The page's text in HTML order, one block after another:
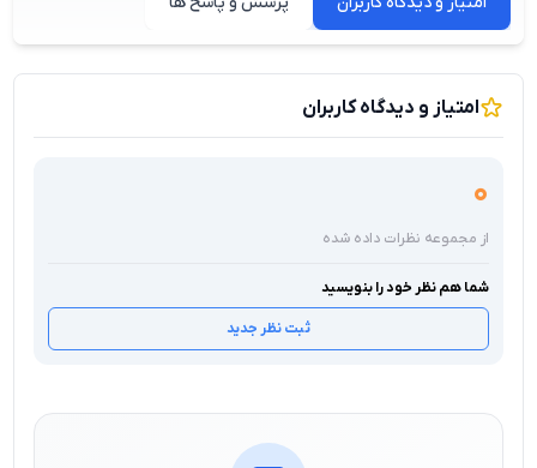
امتیاز و دیدگاه کاربران
0
از مجموعه نظرات داده شده
شما هم نظر خود را بنویسید
ثبت نظر جدید